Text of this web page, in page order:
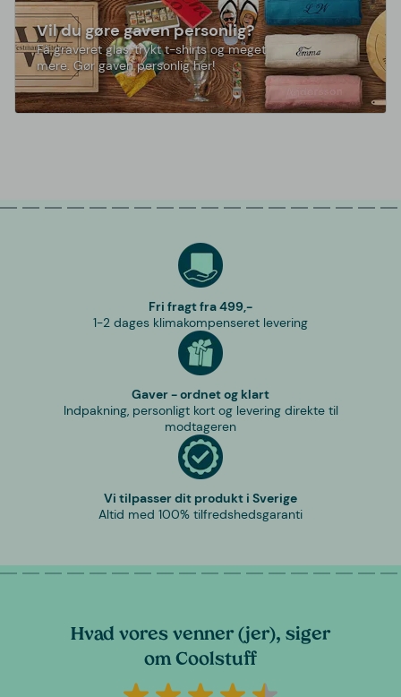
Vil du gøre gaven personlig?
Få graveret glas, trykt t-shirts og meget
mere. Gør gaven personlig her!
Fri fragt fra 499,-
1-2 dages klimakompenseret levering
Gaver - ordnet og klart
Indpakning, personligt kort og levering direkte til
modtageren
Vi tilpasser dit produkt i Sverige
Altid med 100% tilfredshedsgaranti
Hvad vores venner (jer), siger
om Coolstuff